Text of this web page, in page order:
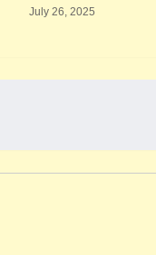
July 26, 2025